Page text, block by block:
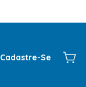
Cadastre-Se